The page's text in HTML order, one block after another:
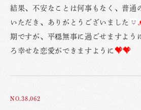
結果、不安なことは何事もなく、普通
いただき、ありがとうございました
期ですが、平穏無事に過ごせますよう
ろ幸せな恋愛ができますように
NO.38,062